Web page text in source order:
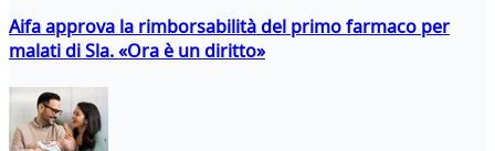
Aifa approva la rimborsabilità del primo farmaco per
malati di Sla. «Ora è un diritto»